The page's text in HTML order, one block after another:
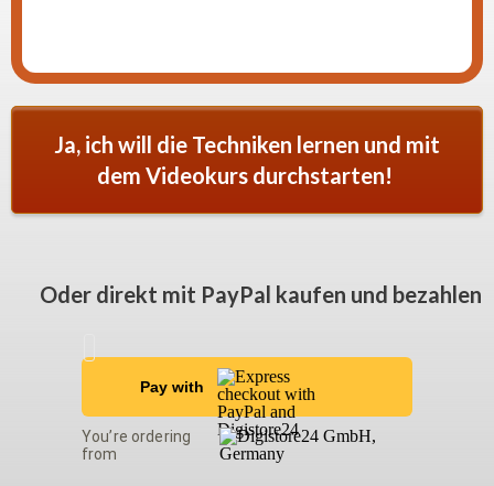
Ja, ich will die Techniken lernen und mit
dem Videokurs durchstarten!
Oder direkt mit PayPal kaufen und bezahlen
Pay with
You’re ordering
from